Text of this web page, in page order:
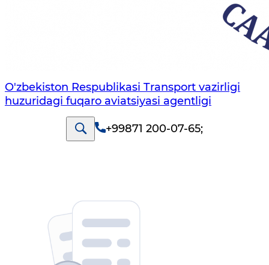
O'zbekiston Respublikasi Transport vazirligi
huzuridagi fuqaro aviatsiyasi agentligi
+99871 200-07-65;